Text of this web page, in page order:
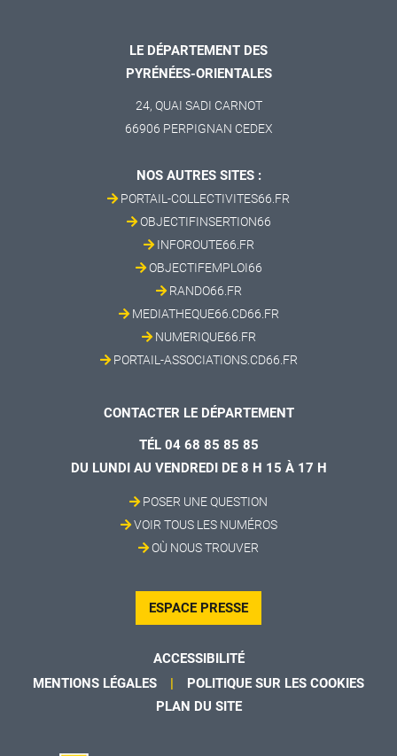
LE DÉPARTEMENT DES
PYRÉNÉES-ORIENTALES
24, QUAI SADI CARNOT
66906 PERPIGNAN CEDEX
NOS AUTRES SITES :
PORTAIL-COLLECTIVITES66.FR
OBJECTIFINSERTION66
INFOROUTE66.FR
OBJECTIFEMPLOI66
RANDO66.FR
MEDIATHEQUE66.CD66.FR
NUMERIQUE66.FR
PORTAIL-ASSOCIATIONS.CD66.FR
CONTACTER LE DÉPARTEMENT
TÉL 04 68 85 85 85
DU LUNDI AU VENDREDI DE 8 H 15 À 17 H
POSER UNE QUESTION
VOIR TOUS LES NUMÉROS
OÙ NOUS TROUVER
ESPACE PRESSE
ACCESSIBILITÉ
MENTIONS LÉGALES
POLITIQUE SUR LES COOKIES
PLAN DU SITE